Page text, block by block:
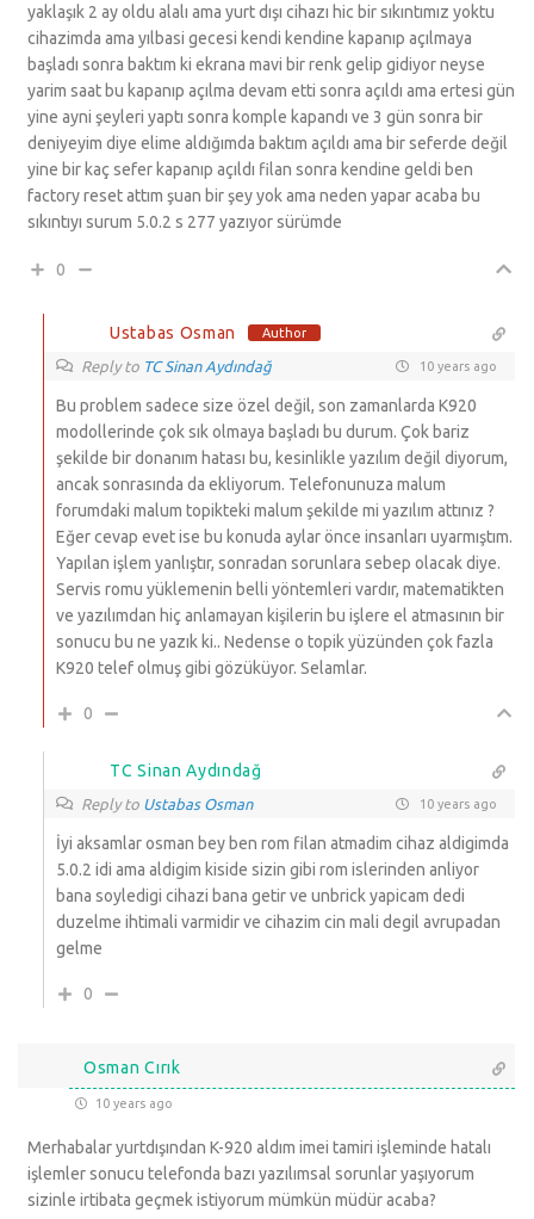
yaklaşık 2 ay oldu alalı ama yurt dışı cihazı hic bir sıkıntımız yoktu
cihazimda ama yılbasi gecesi kendi kendine kapanıp açılmaya
başladı sonra baktım ki ekrana mavi bir renk gelip gidiyor neyse
yarim saat bu kapanıp açılma devam etti sonra açıldı ama ertesi gün
yine ayni şeyleri yaptı sonra komple kapandı ve 3 gün sonra bir
deniyeyim diye elime aldığımda baktım açıldı ama bir seferde değil
yine bir kaç sefer kapanıp açıldı filan sonra kendine geldi ben
factory reset attım şuan bir şey yok ama neden yapar acaba bu
sıkıntıyı surum 5.0.2 s 277 yazıyor sürümde
0
Ustabas Osman Author
Reply to TC Sinan Aydındağ 10 years ago
Bu problem sadece size özel değil, son zamanlarda K920
modollerinde çok sık olmaya başladı bu durum. Çok bariz
şekilde bir donanım hatası bu, kesinlikle yazılım değil diyorum,
ancak sonrasında da ekliyorum. Telefonunuza malum
forumdaki malum topikteki malum şekilde mi yazılım attınız ?
Eğer cevap evet ise bu konuda aylar önce insanları uyarmıştım.
Yapılan işlem yanlıştır, sonradan sorunlara sebep olacak diye.
Servis romu yüklemenin belli yöntemleri vardır, matematikten
ve yazılımdan hiç anlamayan kişilerin bu işlere el atmasının bir
sonucu bu ne yazık ki.. Nedense o topik yüzünden çok fazla
K920 telef olmuş gibi gözüküyor. Selamlar.
0
TC Sinan Aydındağ
Reply to Ustabas Osman 10 years ago
İyi aksamlar osman bey ben rom filan atmadim cihaz aldigimda
5.0.2 idi ama aldigim kiside sizin gibi rom islerinden anliyor
bana soyledigi cihazi bana getir ve unbrick yapicam dedi
duzelme ihtimali varmidir ve cihazim cin mali degil avrupadan
gelme
0
Osman Cırık
10 years ago
Merhabalar yurtdışından K-920 aldım imei tamiri işleminde hatalı
işlemler sonucu telefonda bazı yazılımsal sorunlar yaşıyorum
sizinle irtibata geçmek istiyorum mümkün müdür acaba?